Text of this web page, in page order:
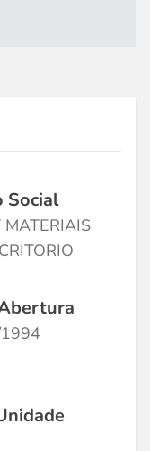
Social
MATERIAIS